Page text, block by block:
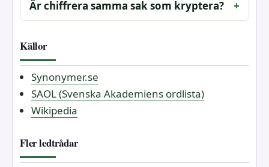
Är chiffrera samma sak som kryptera?
Källor
Synonymer.se
SAOL (Svenska Akademiens ordlista)
Wikipedia
Fler ledtrådar